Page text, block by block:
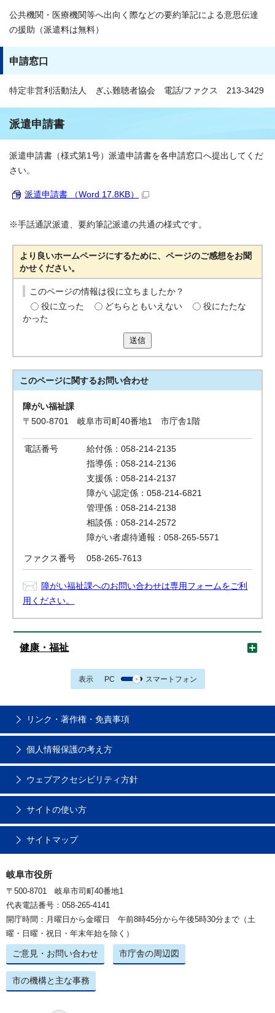
公共機関・医療機関等へ出向く際などの要約筆記による意思伝達
の援助（派遣料は無料）
申請窓口
特定非営利活動法人 ぎふ難聴者協会 電話/ファクス 213-3429
派遣申請書
派遣申請書（様式第1号）派遣申請書を各申請窓口へ提出してくだ
さい。
派遣申請書 （Word 17.8KB）
※手話通訳派遣、要約筆記派遣の共通の様式です。
より良いホームページにするために、ページのご感想をお聞
かせください。
このページの情報は役に立ちましたか？
役に立った
どちらともいえない
役にたたな
かった
送信
このページに関するお問い合わせ
障がい福祉課
〒500-8701 岐阜市司町40番地1 市庁舎1階
電話番号
給付係：058-214-2135
指導係：058-214-2136
支援係：058-214-2137
障がい認定係：058-214-6821
管理係：058-214-2138
相談係：058-214-2572
障がい者虐待通報：058-265-5571
ファクス番号 058-265-7613
障がい福祉課へのお問い合わせは専用フォームをご利
用ください。
健康・福祉
表示 PC スマートフォン
リンク・著作権・免責事項
個人情報保護の考え方
ウェブアクセシビリティ方針
サイトの使い方
サイトマップ
岐阜市役所
〒500-8701 岐阜市司町40番地1
代表電話番号：058-265-4141
開庁時間：月曜日から金曜日 午前8時45分から午後5時30分まで（土
曜・日曜・祝日・年末年始を除く）
ご意見・お問い合わせ 市庁舎の周辺図
市の機構と主な事務